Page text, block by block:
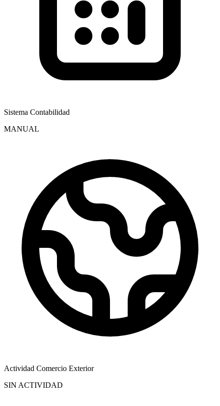
Sistema Contabilidad
MANUAL
Actividad Comercio Exterior
SIN ACTIVIDAD